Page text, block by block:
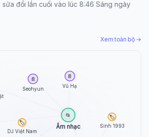
đổi lần cuối vào lúc 8:46 Sáng ngày
Xem toàn bộ →
Âm nhạc
📂
Vũ Hạ
📄
Seohyun
📄
DJ Việt Nam
🏷️
Sinh 1993
🏷️